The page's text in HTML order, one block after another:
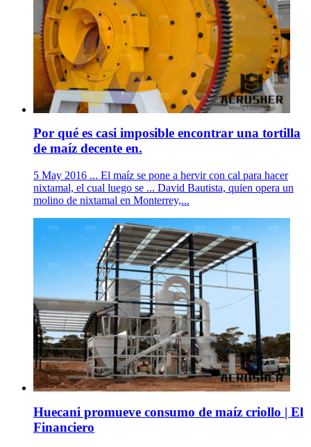
Por qué es casi imposible encontrar una tortilla
de maíz decente en.
5 May 2016 ... El maíz se pone a hervir con cal para hacer
nixtamal, el cual luego se ... David Bautista, quien opera un
molino de nixtamal en Monterrey,...
Huecani promueve consumo de maíz criollo | El
Financiero